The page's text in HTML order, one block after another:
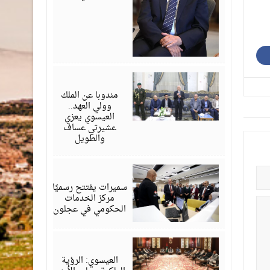
مندوبا عن الملك
وولي العهد..
العيسوي يعزي
عشيرتي عساف
والطويل
سميرات يفتتح رسميًا
مركز الخدمات
الحكومي في عجلون
أغسطس
2026
العيسوي: الرؤية
أغسطس
2026